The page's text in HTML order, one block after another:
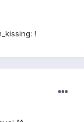
!